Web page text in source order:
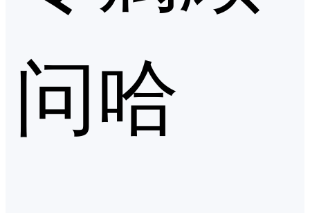
问哈